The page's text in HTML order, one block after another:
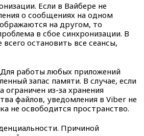
Если в Вайбере не
о сообщениях на одном
на другом, то
в сбое синхронизации. В
остановить все сеансы,
работы любых приложений
запас памяти. В случае, если
ограничен из-за хранения
файлов, уведомления в Viber не
не освободится пространство.
Причиной